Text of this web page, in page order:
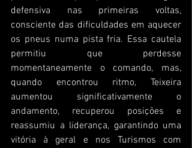
defensiva nas primeiras voltas,
consciente das dificuldades em aquecer
os pneus numa pista fria. Essa cautela
permitiu que perdesse
momentaneamente o comando, mas,
quando encontrou ritmo, Teixeira
aumentou significativamente o
andamento, recuperou posições e
reassumiu a liderança, garantindo uma
vitória à geral e nos Turismos com